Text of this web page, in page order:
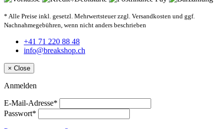
* Alle Preise inkl. gesetzl. Mehrwertsteuer zzgl. Versandkosten und ggf.
Nachnahmegebühren, wenn nicht anders beschrieben
+41 71 220 88 48
info@breakshop.ch
× Close
Anmelden
E-Mail-Adresse*
Passwort*